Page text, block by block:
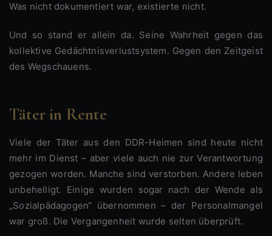
Was nicht dokumentiert war, existierte nicht.
Und so stand er allein da. Seine Wahrheit gegen das
kollektive Gedächtnisverlustsystem. Gegen den Zeitgeist
des Wegschauens.
Täter in Rente
Viele der Täter aus den DDR-Heimen sind heute nicht
mehr im Dienst – aber viele auch nie zur Verantwortung
gezogen worden. Manche sind verstorben. Andere leben
unbehelligt. Einige wurden sogar nach der Wende als
„Sozialpädagogen“ übernommen – der Personalmangel
war groß. Die Vergangenheit wurde selten überprüft.